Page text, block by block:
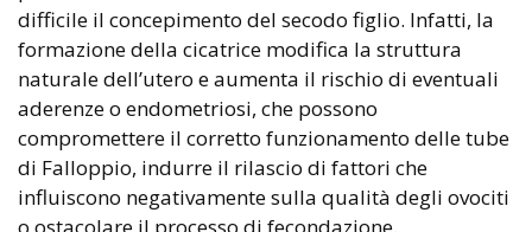
difficile il concepimento del secodo figlio. Infatti, la
formazione della cicatrice modifica la struttura
naturale dell’utero e aumenta il rischio di eventuali
aderenze o endometriosi, che possono
compromettere il corretto funzionamento delle tube
di Falloppio, indurre il rilascio di fattori che
influiscono negativamente sulla qualità degli ovociti